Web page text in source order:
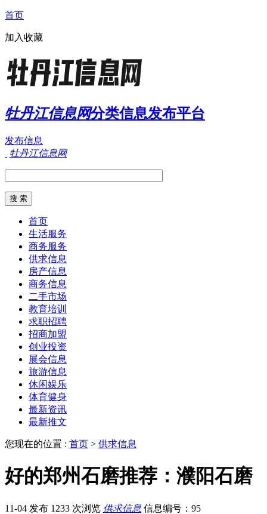
首页
加入收藏
牡丹江信息网分类信息发布平台
发布信息
牡丹江信息网
首页
生活服务
商务服务
供求信息
房产信息
商务信息
二手市场
教育培训
求职招聘
招商加盟
创业投资
展会信息
旅游信息
休闲娱乐
体育健身
最新资讯
最新推文
您现在的位置 : 首页 > 供求信息
好的郑州石磨推荐：濮阳石磨
11-04 发布 1233 次浏览 供求信息 信息编号：95